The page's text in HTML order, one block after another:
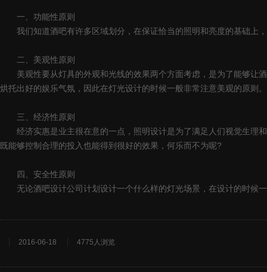
一、功能性原则
我们知道酒吧有许多区域划分，在保证恰当的照明和亮度的基础上
二、美观性原则
美观性要从灯具的外观和光线的效果两个方面考虑，是为了能够让
烘托出好的娱乐气氛，因此在灯光设计的时候一般非常注意美观的原则。
三、经济性原则
经济实惠是业主很在意的一点，照明设计是为了满足人们视觉生理和
既能够控制合理的投入也能得到很好的效果，何乐而不为呢?
四、安全性原则
无论酒吧设计公司计划设计一个什么样的灯光场景，在设计的时候
2016-06-18 4775人浏览